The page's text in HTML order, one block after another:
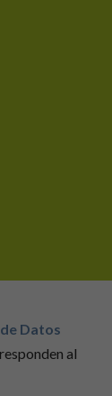
Datos
al